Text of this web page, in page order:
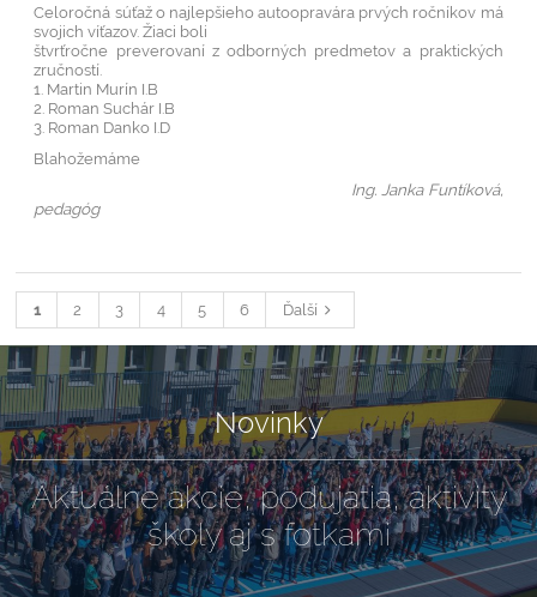
Celoročná súťaž o najlepšieho autoopravára prvých ročníkov má
svojich víťazov. Žiaci boli
štvrťročne preverovaní z odborných predmetov a praktických
zručností.
1. Martin Murín I.B
2. Roman Suchár I.B
3. Roman Danko I.D
Blahožemáme
Ing. Janka Funtíková,
pedagóg
1 2 3 4 5 6 Ďalší
Novinky
Aktuálne akcie, podujatia, aktivity
školy aj s fotkami